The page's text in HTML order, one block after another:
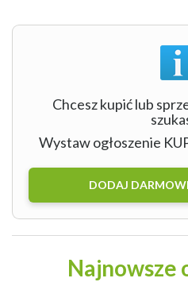
Chcesz kupić lub
Wystaw ogłoszenie
DODAJ
Najnowsze